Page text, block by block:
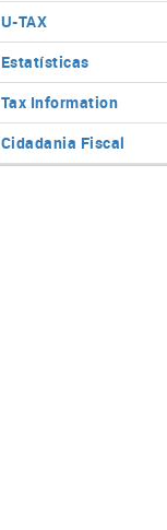
U-TAX
Estatísticas
Tax Information
Cidadania Fiscal